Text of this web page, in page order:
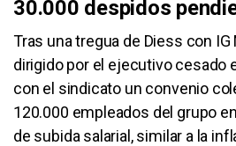
30.000 despidos
Tras una tregua de Diess con IG
dirigido por el ejecutivo cesado
con el sindicato un convenio
120.000 empleados del grupo
de subida salarial, similar a la